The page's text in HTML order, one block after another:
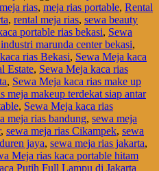
meja rias, meja rias portable, Rental
, rental meja rias, sewa beauty
portable rias bekasi, Sewa
marunda center bekasi,
rias Bekasi, Sewa Meja kaca
Estate, Sewa Meja kaca rias
, Sewa Meja kaca rias make up
meja makeup terdekat siap antar
, Sewa Meja kaca rias
meja rias bandung, sewa meja
, sewa meja rias Cikampek, sewa
jaya, sewa meja rias jakarta,
Meja rias kaca portable hitam
Putih Full Lampu di Jakarta